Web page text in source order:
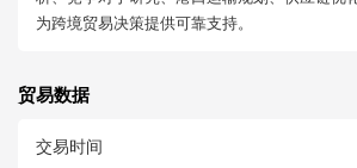
为跨境贸易决策提供可靠支持。
贸易数据
交易时间